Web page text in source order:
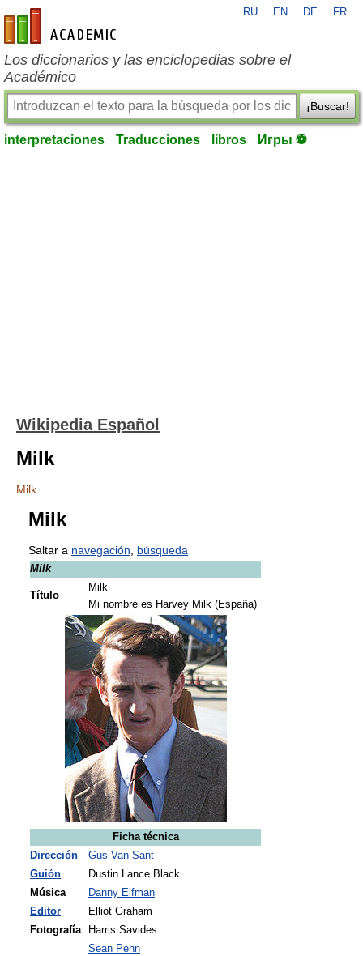
es-academic.com
RU EN DE FR
Los diccionarios y las enciclopedias sobre el
Académico
¡Buscar!
interpretaciones Traducciones libros Игры ⚽
Wikipedia Español
Milk
Milk
Milk
Saltar a navegación búsqueda
Milk
Título
Milk
Mi nombre es Harvey Milk (España)
Ficha técnica
Dirección
Gus Van Sant
Guión
Dustin Lance Black
Música
Danny Elfman
Editor
Elliot Graham
Fotografía
Harris Savides
Sean Penn